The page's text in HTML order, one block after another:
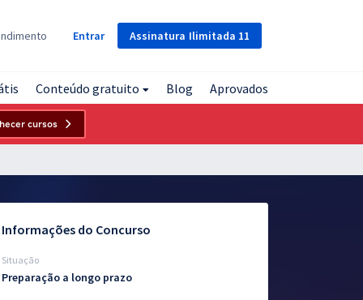
Assinatura Ilimitada 11
Entrar
Conteúdo gratuito Blog Aprovados
cursos
Informações do Concurso
Situação
Preparação a longo prazo